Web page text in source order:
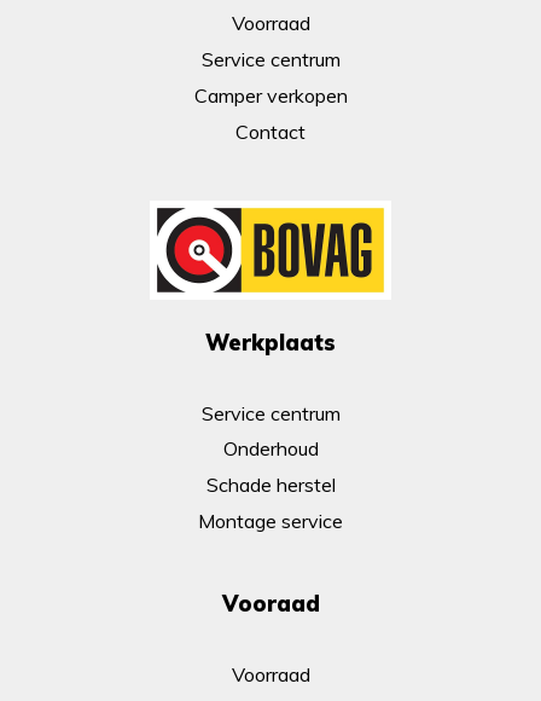
Voorraad
Service centrum
Camper verkopen
Contact
Werkplaats
Service centrum
Onderhoud
Schade herstel
Montage service
Vooraad
Voorraad